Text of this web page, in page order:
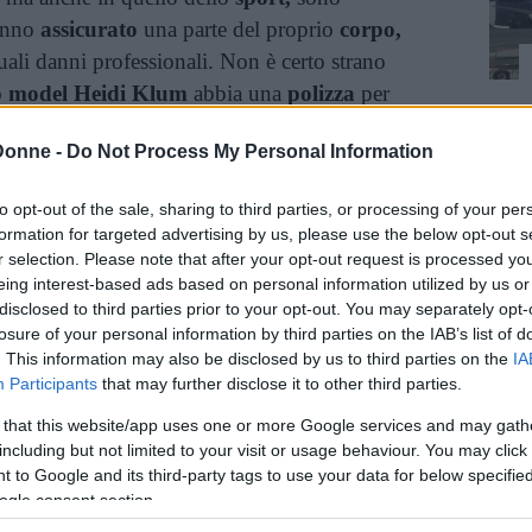
- Do Not Process My Personal Information
opt-out of the sale, sharing to third parties, or processing of your
for targeted advertising by us, please use the below opt-out
selection. Please note that after your opt-out request is processed
interest-based ads based on personal information utilized by us
to third parties prior to your opt-out. You may separately
of your personal information by third parties on the IAB’s list of
This information may also be disclosed by us to third parties on the
Participants that may further disclose it to other third parties.
that this website/app uses one or more Google services and may
but not limited to your visit or usage behaviour. You may
to Google and its third-party tags to use your data for below
consent section.
assicurato una parte del proprio corpo,
danni professionali. Non è certo strano
model Heidi Klum abbia una polizza per
Vi raccomandiamo...
23 Vip che hanno Assicurato Una
Parte del Loro Corpo!
a leggere dopo la pubblicità
della giudice diAmerica’s Got
sinistrarispetto alladestra.Ospite nel